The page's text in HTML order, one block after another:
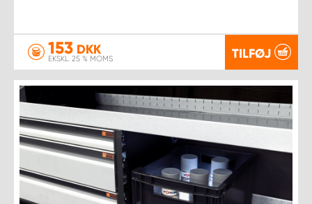
153 DKK
EKSKL. 25 % MOMS TILFØJ